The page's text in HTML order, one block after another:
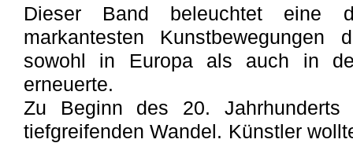
Dieser Band beleuchtet eine
markantesten
sowohl in Europa als auch in
erneuerte.
Zu Beginn des 20.
tiefgreifenden Wandel. Künstler